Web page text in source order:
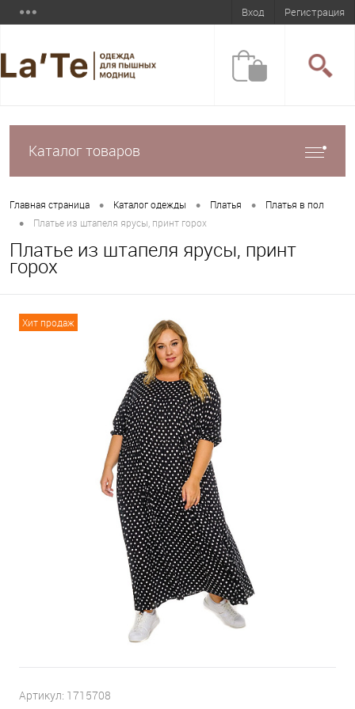
Вход Регистрация
Каталог товаров
Главная страница • Каталог одежды • Платья • Платья в пол
• Платье из штапеля ярусы, принт горох
Платье из штапеля ярусы, принт
горох
Хит продаж
Артикул: 1715708